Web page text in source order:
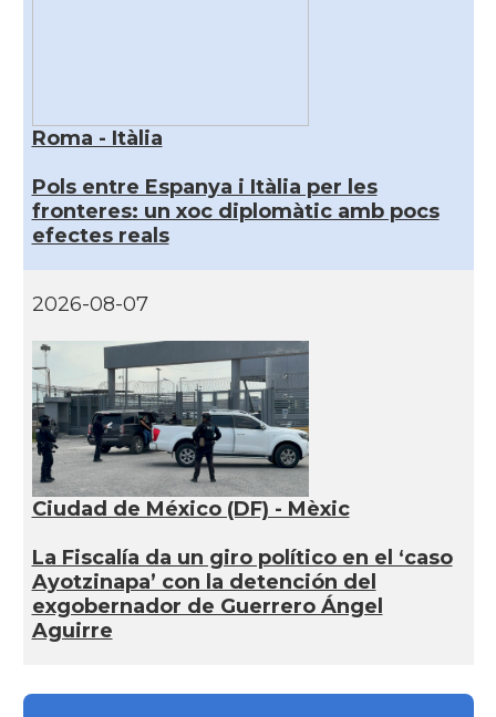
Roma - Itàlia
Pols entre Espanya i Itàlia per les
fronteres: un xoc diplomàtic amb pocs
efectes reals
2026-08-07
Ciudad de México (DF) - Mèxic
La Fiscalía da un giro político en el ‘caso
Ayotzinapa’ con la detención del
exgobernador de Guerrero Ángel
Aguirre